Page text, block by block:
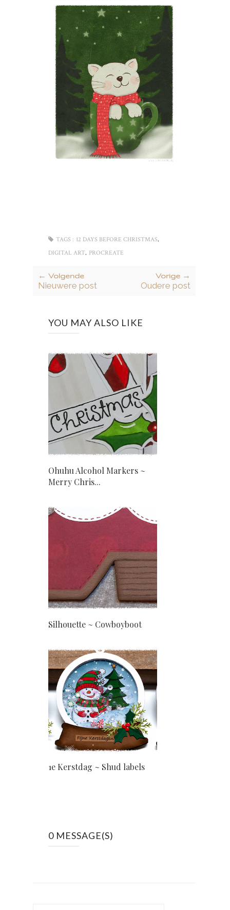
TAGS : 12 DAYS BEFORE CHRISTMAS,
DIGITAL ART, PROCREATE
← Volgende
Nieuwere post
Vorige →
Oudere post
YOU MAY ALSO LIKE
Ohuhu Alcohol Markers ~
Merry Chris...
Silhouette ~ Cowboyboot
1e Kerstdag ~ Shud labels
0 MESSAGE(S)